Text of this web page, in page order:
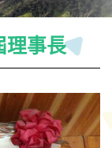
理事長